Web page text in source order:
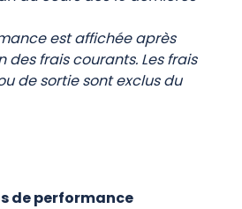
est affichée après
des frais courants. Les frais
de sortie sont exclus du
de performance